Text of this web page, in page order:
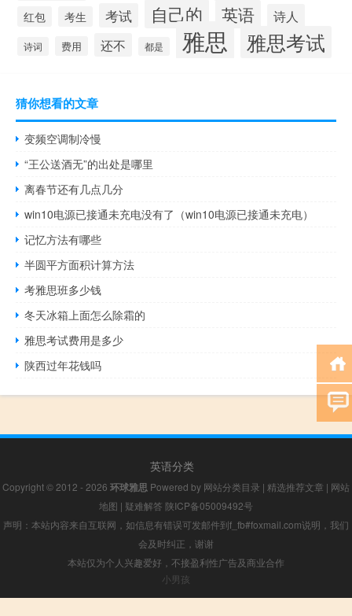
红包 考生 考试 自己的 英语 诗人
诗词 费用 还不 都是 雅思 雅思考试
猜你想看的文章
变频空调制冷慢
“王公送酒无”的出处是哪里
离春节还有几点几分
win10电源已接通未充电没有了（win10电源已接通未充电）
记忆方法有哪些
半圆平方面积计算方法
考雅思班多少钱
冬天冰箱上面怎么除霜的
雅思考试费用是多少
陕西过年花钱吗
英语分类
Copyright © 2012 - 2026 环球雅思 Powered by 网站分类目录 | 精选推荐文章 | 网站
地图 | 疑难解答 陕ICP备05009492号
声明：本站内容来自互联网，如信息有错误可发邮件到f_fb#foxmail.com说明，我们
会及时纠正，谢谢
本站仅为个人兴趣爱好，不接盈利性广告及商业合作
小男孩